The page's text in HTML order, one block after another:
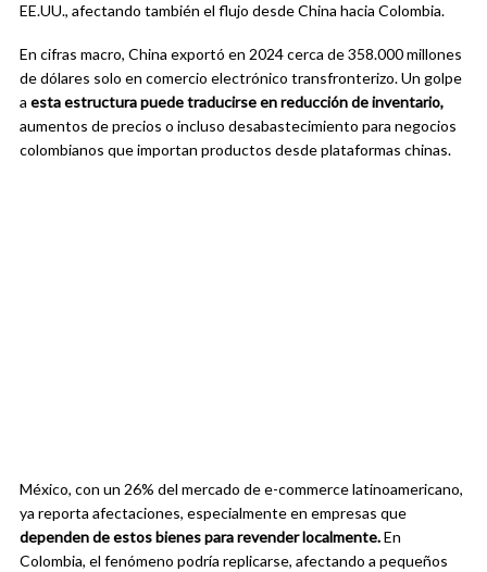
EE.UU., afectando también el flujo desde China hacia Colombia.
En cifras macro, China exportó en 2024 cerca de 358.000 millones
de dólares solo en comercio electrónico transfronterizo. Un golpe
a esta estructura puede traducirse en reducción de inventario,
aumentos de precios o incluso desabastecimiento para negocios
colombianos que importan productos desde plataformas chinas.
México, con un 26% del mercado de e-commerce latinoamericano,
ya reporta afectaciones, especialmente en empresas que
dependen de estos bienes para revender localmente.En
Colombia, el fenómeno podría replicarse, afectando a pequeños